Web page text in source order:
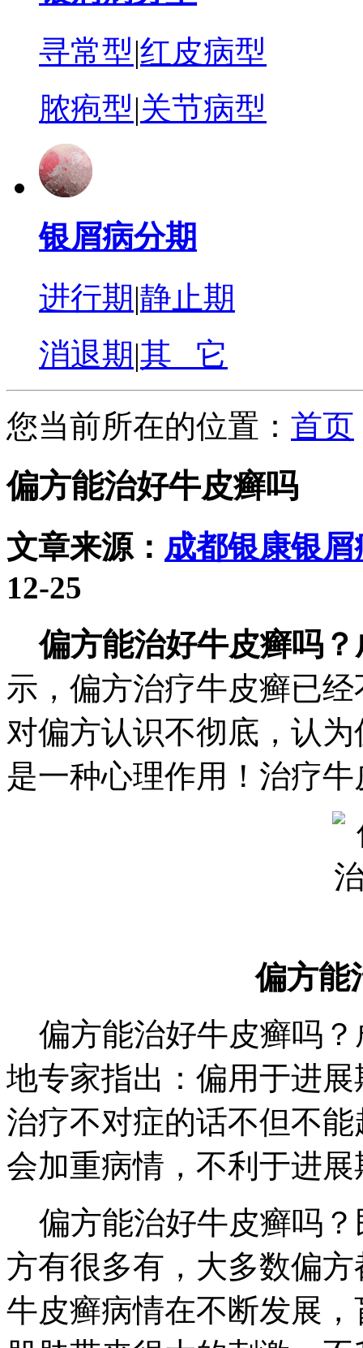
寻常型|红皮病型
脓疱型|关节病型
银屑病分期
进行期|静止期
消退期|其 它
您当前所在的位置： 首页
偏方能治好牛皮癣吗
文章来源： 成都银康银
12-25
偏方能治好牛皮癣吗
示，偏方治疗牛皮癣已
对偏方认识不彻底，认
是一种心理作用！治疗
偏方能
偏方能治好牛皮癣吗？
地专家指出：偏用于进
治疗不对症的话不但不
会加重病情，不利于进
偏方能治好牛皮癣吗？
方有很多有，大多数偏
牛皮癣病情在不断发展